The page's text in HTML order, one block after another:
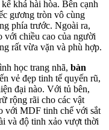
khá hài hòa. Bên cạnh
gương tròn vô cùng
phía trước. Ngoài ra,
với chiều cao của người
rất vừa vặn và phù hợp.
học trang nhã, bàn
vẻ đẹp tinh tế quyến rũ,
đại nào. Với tủ bên,
rộng rãi cho các vật
với MDF tinh chế với sắt
và độ tinh xảo vượt thời